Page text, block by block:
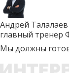
Андрей Талалаев
главный тренер
Мы должны